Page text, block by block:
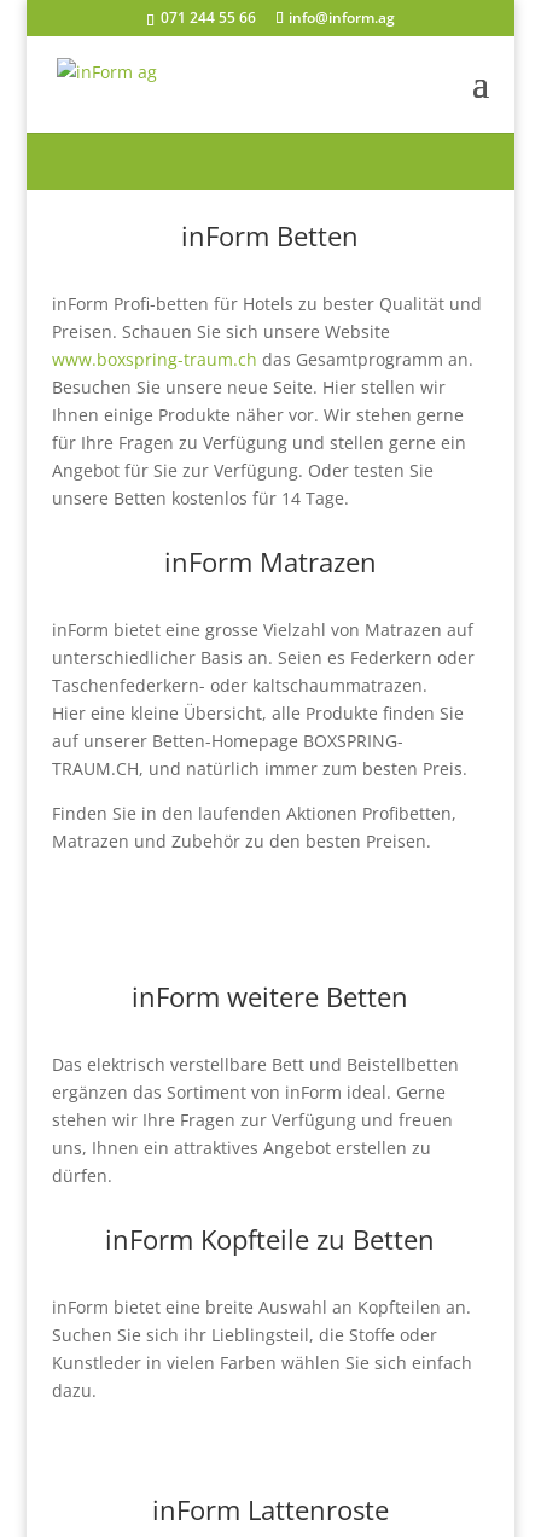
071 244 55 66 info@inform.ag
inForm Betten
inForm Profi-betten für Hotels zu bester Qualität und
Preisen. Schauen Sie sich unsere Website
www.boxspring-traum.ch das Gesamtprogramm an.
Besuchen Sie unsere neue Seite. Hier stellen wir
Ihnen einige Produkte näher vor. Wir stehen gerne
für Ihre Fragen zu Verfügung und stellen gerne ein
Angebot für Sie zur Verfügung. Oder testen Sie
unsere Betten kostenlos für 14 Tage.
inForm Matrazen
inForm bietet eine grosse Vielzahl von Matrazen auf
unterschiedlicher Basis an. Seien es Federkern oder
Taschenfederkern- oder kaltschaummatrazen.
Hier eine kleine Übersicht, alle Produkte finden Sie
auf unserer Betten-Homepage BOXSPRING-
TRAUM.CH, und natürlich immer zum besten Preis.
Finden Sie in den laufenden Aktionen Profibetten,
Matrazen und Zubehör zu den besten Preisen.
inForm weitere Betten
Das elektrisch verstellbare Bett und Beistellbetten
ergänzen das Sortiment von inForm ideal. Gerne
stehen wir Ihre Fragen zur Verfügung und freuen
uns, Ihnen ein attraktives Angebot erstellen zu
dürfen.
inForm Kopfteile zu Betten
inForm bietet eine breite Auswahl an Kopfteilen an.
Suchen Sie sich ihr Lieblingsteil, die Stoffe oder
Kunstleder in vielen Farben wählen Sie sich einfach
dazu.
inForm Lattenroste